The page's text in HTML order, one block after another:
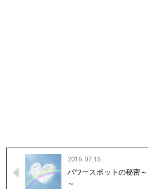
2016.07.15
パワースポットの秘密
～